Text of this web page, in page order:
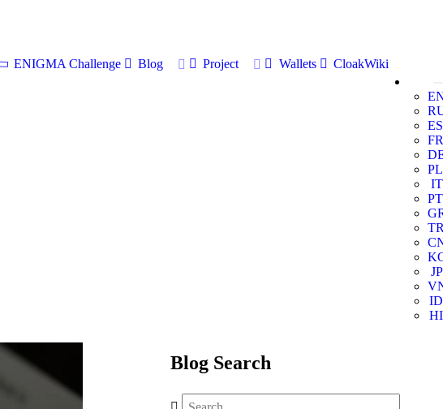
ENIGMA Challenge Blog Project Wallets
CloakWiki
ES
FR
PL
IT
PT
JP
ID
HI
Blog Search